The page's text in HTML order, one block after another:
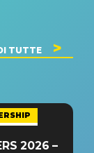
TUTTE
2026 –